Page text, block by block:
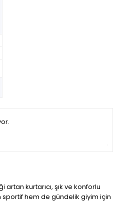
artan kurtarıcı, şık ve konforlu
sportif hem de gündelik giyim için